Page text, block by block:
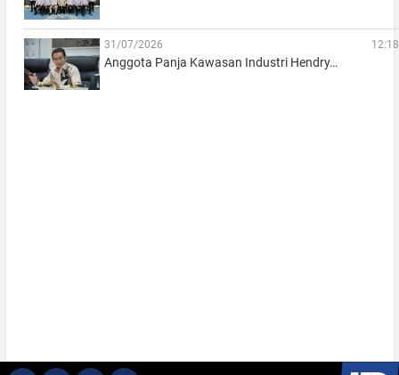
31/07/2026 12:18
Anggota Panja Kawasan Industri Hendry…